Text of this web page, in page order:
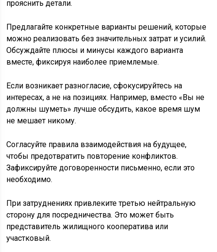
прояснить детали.
Предлагайте конкретные варианты решений, которые
можно реализовать без значительных затрат и усилий.
Обсуждайте плюсы и минусы каждого варианта
вместе, фиксируя наиболее приемлемые.
Если возникает разногласие, сфокусируйтесь на
интересах, а не на позициях. Например, вместо «Вы не
должны шуметь» лучше обсудить, какое время шум
не мешает никому.
Согласуйте правила взаимодействия на будущее,
чтобы предотвратить повторение конфликтов.
Зафиксируйте договоренности письменно, если это
необходимо.
При затруднениях привлеките третью нейтральную
сторону для посредничества. Это может быть
представитель жилищного кооператива или
участковый.